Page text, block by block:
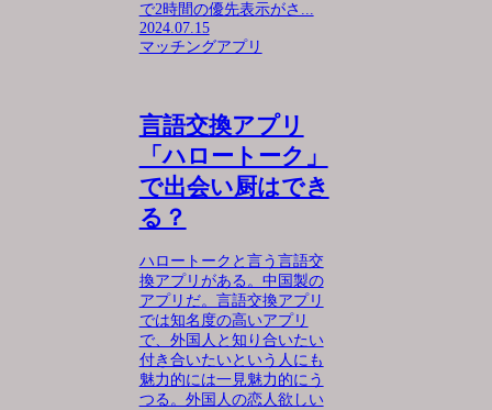
で2時間の優先表示がさ...
2024.07.15
マッチングアプリ
言語交換アプリ
「ハロートーク」
で出会い厨はでき
る？
ハロートークと言う言語交
換アプリがある。中国製の
アプリだ。言語交換アプリ
では知名度の高いアプリ
で、外国人と知り合いたい
付き合いたいという人にも
魅力的には一見魅力的にう
つる。外国人の恋人欲しい